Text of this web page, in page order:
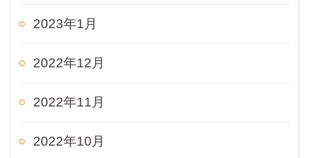
2023年1月
2022年12月
2022年11月
2022年10月